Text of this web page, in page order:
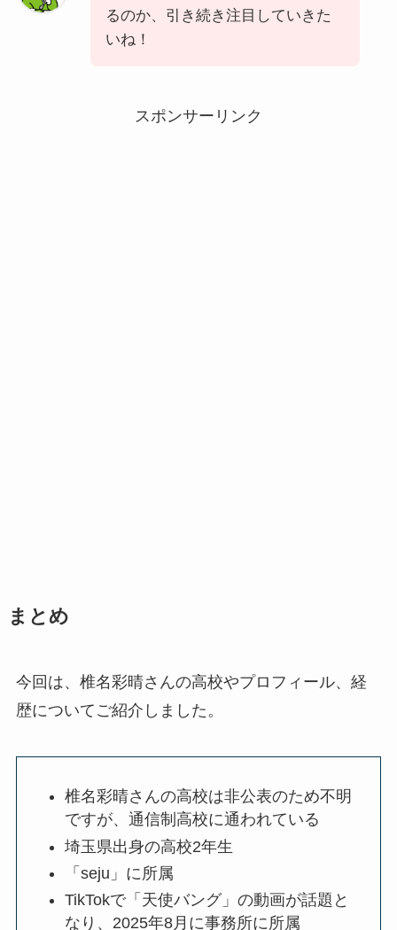
るのか、引き続き注目していきた
いね！
スポンサーリンク
まとめ
今回は、椎名彩晴さんの高校やプロフィール、経
歴についてご紹介しました。
椎名彩晴さんの高校は非公表のため不明
ですが、通信制高校に通われている
埼玉県出身の高校2年生
「seju」に所属
TikTokで「天使バング」の動画が話題と
なり、2025年8月に事務所に所属